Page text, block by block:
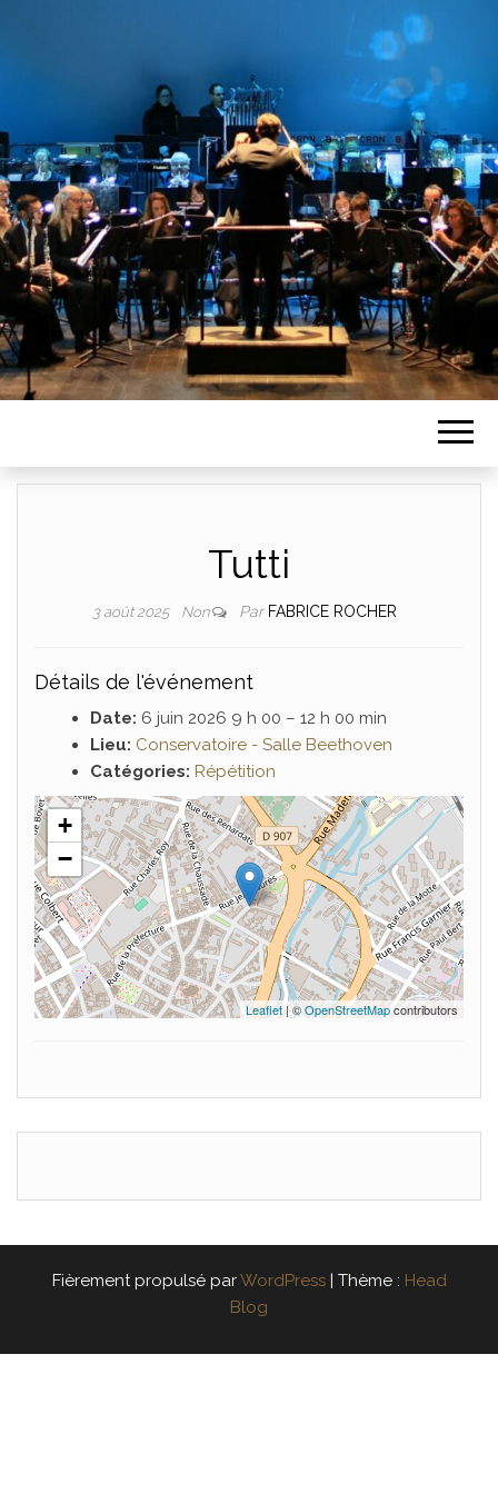
Tutti
3 août 2025 Non Par FABRICE ROCHER
Détails de l'événement
Date: 6 juin 2026 9 h 00 – 12 h 00 min
Lieu: Conservatoire - Salle Beethoven
Catégories: Répétition
+
−
Leaflet| ©OpenStreetMapcontributors
Fièrement propulsé parWordPress | Thème : Head
Blog